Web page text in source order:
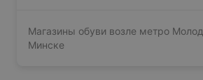
Магазины обуви возле метро
Минске